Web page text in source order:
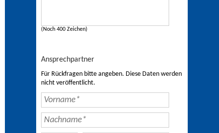
(Noch 400 Zeichen)
Ansprechpartner
Für Rückfragen bitte angeben. Diese Daten werden
nicht veröffentlicht.